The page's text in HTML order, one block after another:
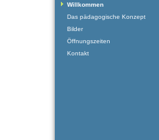
Willkommen
Das pädagogische Konzept
Bilder
Öffnungszeiten
Kontakt